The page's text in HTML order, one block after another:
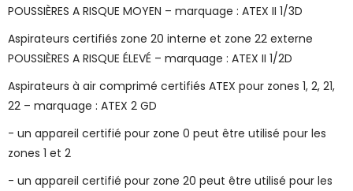
POUSSIÈRES A RISQUE MOYEN – marquage : ATEX II 1/3D
Aspirateurs certifiés zone 20 interne et zone 22 externe
POUSSIÈRES A RISQUE ÉLEVÉ – marquage : ATEX II 1/2D
Aspirateurs à air comprimé certifiés ATEX pour zones 1, 2, 21,
22 – marquage : ATEX 2 GD
- un appareil certifié pour zone 0 peut être utilisé pour les
zones 1 et 2
- un appareil certifié pour zone 20 peut être utilisé pour les